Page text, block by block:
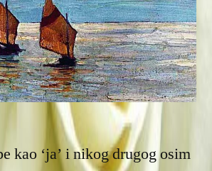
kao ‘ja’ i nikog drugog osim